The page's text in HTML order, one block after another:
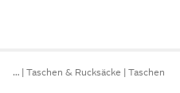
… Taschen & Rucksäcke Taschen